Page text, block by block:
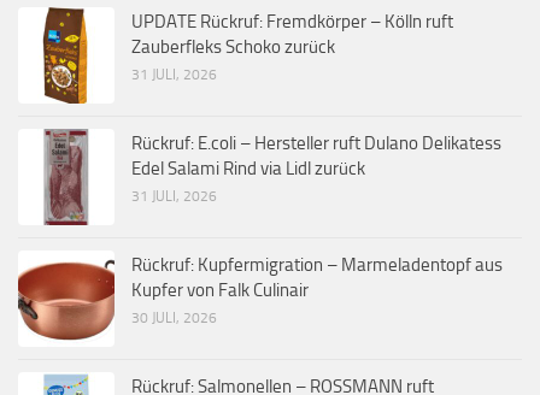
UPDATE Rückruf: Fremdkörper – Kölln ruft
Zauberfleks Schoko zurück
31 JULI, 2026
Rückruf: E.coli – Hersteller ruft Dulano Delikatess
Edel Salami Rind via Lidl zurück
31 JULI, 2026
Rückruf: Kupfermigration – Marmeladentopf aus
Kupfer von Falk Culinair
30 JULI, 2026
Rückruf: Salmonellen – ROSSMANN ruft